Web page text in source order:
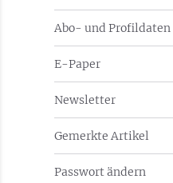
Abo- und Profildaten
E-Paper
Newsletter
Gemerkte Artikel
Passwort ändern